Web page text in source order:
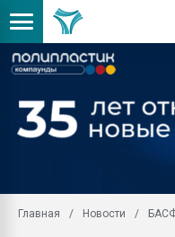
Главная Новости